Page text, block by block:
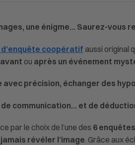
une énigme… Saurez-vous
d’enquête coopératif aussi original
ou après un événement
avec précision, échanger des
de communication… et de
par le choix de l’une des 6
révéler l’image . Grâce aux